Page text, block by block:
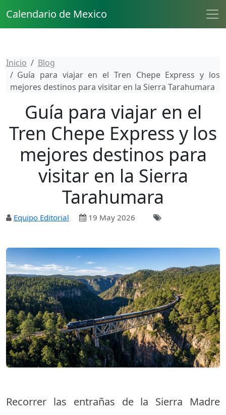
Calendario de Mexico
Inicio
Blog
Guía para viajar en el Tren Chepe Express y los
mejores destinos para visitar en la Sierra Tarahumara
Guía para viajar en el
Tren Chepe Express y los
mejores destinos para
visitar en la Sierra
Tarahumara
Equipo Editorial 19 May 2026
Recorrer las entrañas de la Sierra Madre